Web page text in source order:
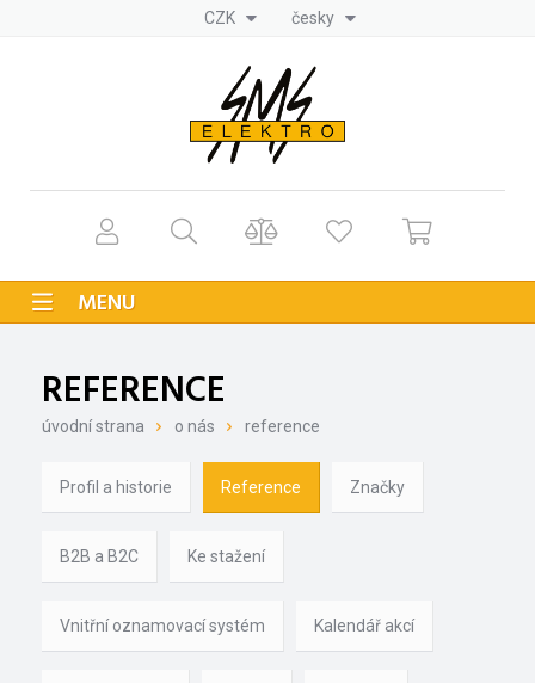
CZK česky
MENU
REFERENCE
úvodní strana o nás reference
Profil a historie Reference Značky
B2B a B2C Ke stažení
Vnitřní oznamovací systém Kalendář akcí